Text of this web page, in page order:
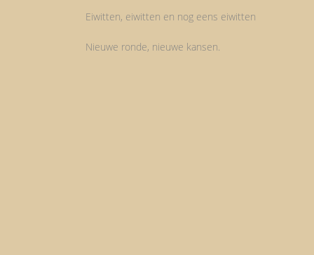
Eiwitten, eiwitten en nog eens eiwitten
Nieuwe ronde, nieuwe kansen.